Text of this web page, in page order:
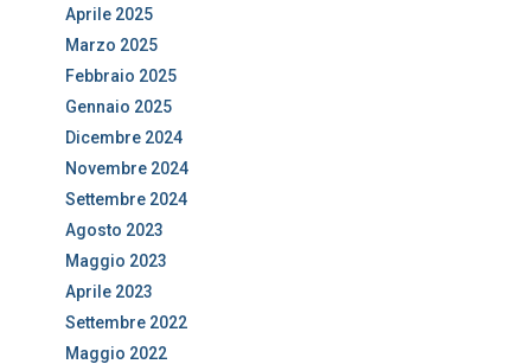
Aprile 2025
Marzo 2025
Febbraio 2025
Gennaio 2025
Dicembre 2024
Novembre 2024
Settembre 2024
Agosto 2023
Maggio 2023
Aprile 2023
Settembre 2022
Maggio 2022